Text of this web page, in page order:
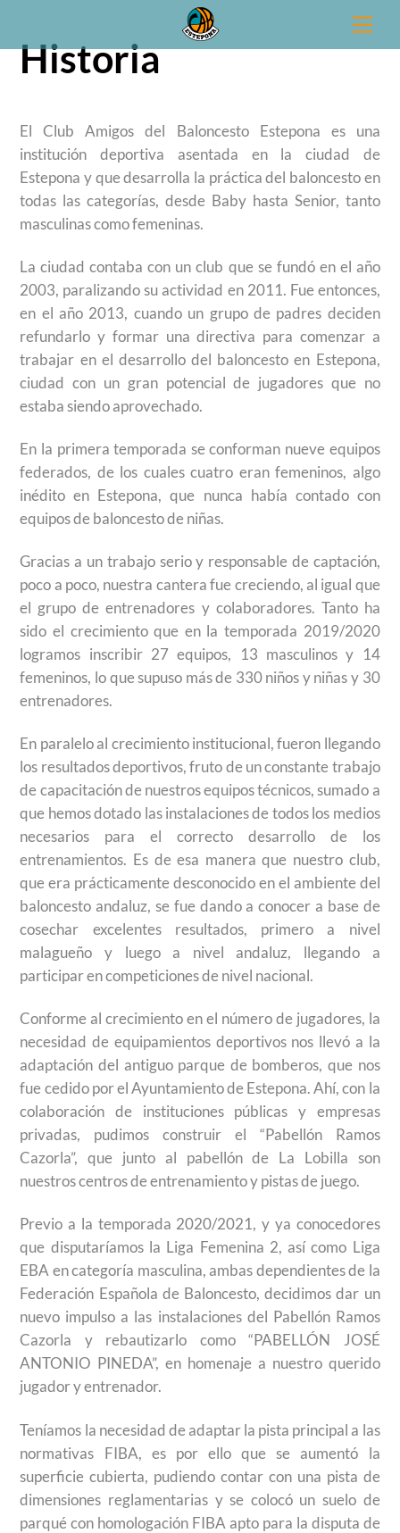
contentHistoria
El Club Amigos del Baloncesto Estepona es una
institución deportiva asentada en la ciudad de
Estepona y que desarrolla la práctica del baloncesto en
todas las categorías, desde Baby hasta Senior, tanto
masculinas como femeninas.
La ciudad contaba con un club que se fundó en el año
2003, paralizando su actividad en 2011. Fue entonces,
en el año 2013, cuando un grupo de padres deciden
refundarlo y formar una directiva para comenzar a
trabajar en el desarrollo del baloncesto en Estepona,
ciudad con un gran potencial de jugadores que no
estaba siendo aprovechado.
En la primera temporada se conforman nueve equipos
federados, de los cuales cuatro eran femeninos, algo
inédito en Estepona, que nunca había contado con
equipos de baloncesto de niñas.
Gracias a un trabajo serio y responsable de captación,
poco a poco, nuestra cantera fue creciendo, al igual que
el grupo de entrenadores y colaboradores. Tanto ha
sido el crecimiento que en la temporada 2019/2020
logramos inscribir 27 equipos, 13 masculinos y 14
femeninos, lo que supuso más de 330 niños y niñas y 30
entrenadores.
En paralelo al crecimiento institucional, fueron llegando
los resultados deportivos, fruto de un constante trabajo
de capacitación de nuestros equipos técnicos, sumado a
que hemos dotado las instalaciones de todos los medios
necesarios para el correcto desarrollo de los
entrenamientos. Es de esa manera que nuestro club,
que era prácticamente desconocido en el ambiente del
baloncesto andaluz, se fue dando a conocer a base de
cosechar excelentes resultados, primero a nivel
malagueño y luego a nivel andaluz, llegando a
participar en competiciones de nivel nacional.
Conforme al crecimiento en el número de jugadores, la
necesidad de equipamientos deportivos nos llevó a la
adaptación del antiguo parque de bomberos, que nos
fue cedido por el Ayuntamiento de Estepona. Ahí, con la
colaboración de instituciones públicas y empresas
privadas, pudimos construir el “Pabellón Ramos
Cazorla”, que junto al pabellón de La Lobilla son
nuestros centros de entrenamiento y pistas de juego.
Previo a la temporada 2020/2021, y ya conocedores
que disputaríamos la Liga Femenina 2, así como Liga
EBA en categoría masculina, ambas dependientes de la
Federación Española de Baloncesto, decidimos dar un
nuevo impulso a las instalaciones del Pabellón Ramos
Cazorla y rebautizarlo como “PABELLÓN JOSÉ
ANTONIO PINEDA”, en homenaje a nuestro querido
jugador y entrenador.
Teníamos la necesidad de adaptar la pista principal a las
normativas FIBA, es por ello que se aumentó la
superficie cubierta, pudiendo contar con una pista de
dimensiones reglamentarias y se colocó un suelo de
parqué con homologación FIBA apto para la disputa de